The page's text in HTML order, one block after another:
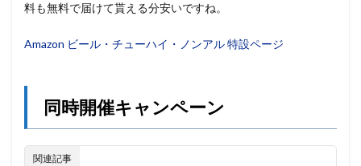
料も無料で届けて貰える分安いですね。
Amazon ビール・チューハイ・ノンアル 特設ページ
同時開催キャンペーン
関連記事